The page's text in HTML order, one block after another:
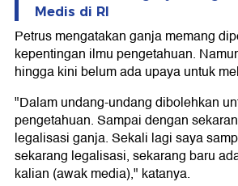
Medis di RI
Petrus mengatakan ganja memang
kepentingan ilmu pengetahuan.
hingga kini belum ada upaya untuk
"Dalam undang-undang dibolehkan
pengetahuan. Sampai dengan
legalisasi ganja. Sekali lagi saya
sekarang legalisasi, sekarang baru
kalian (awak media)," katanya.